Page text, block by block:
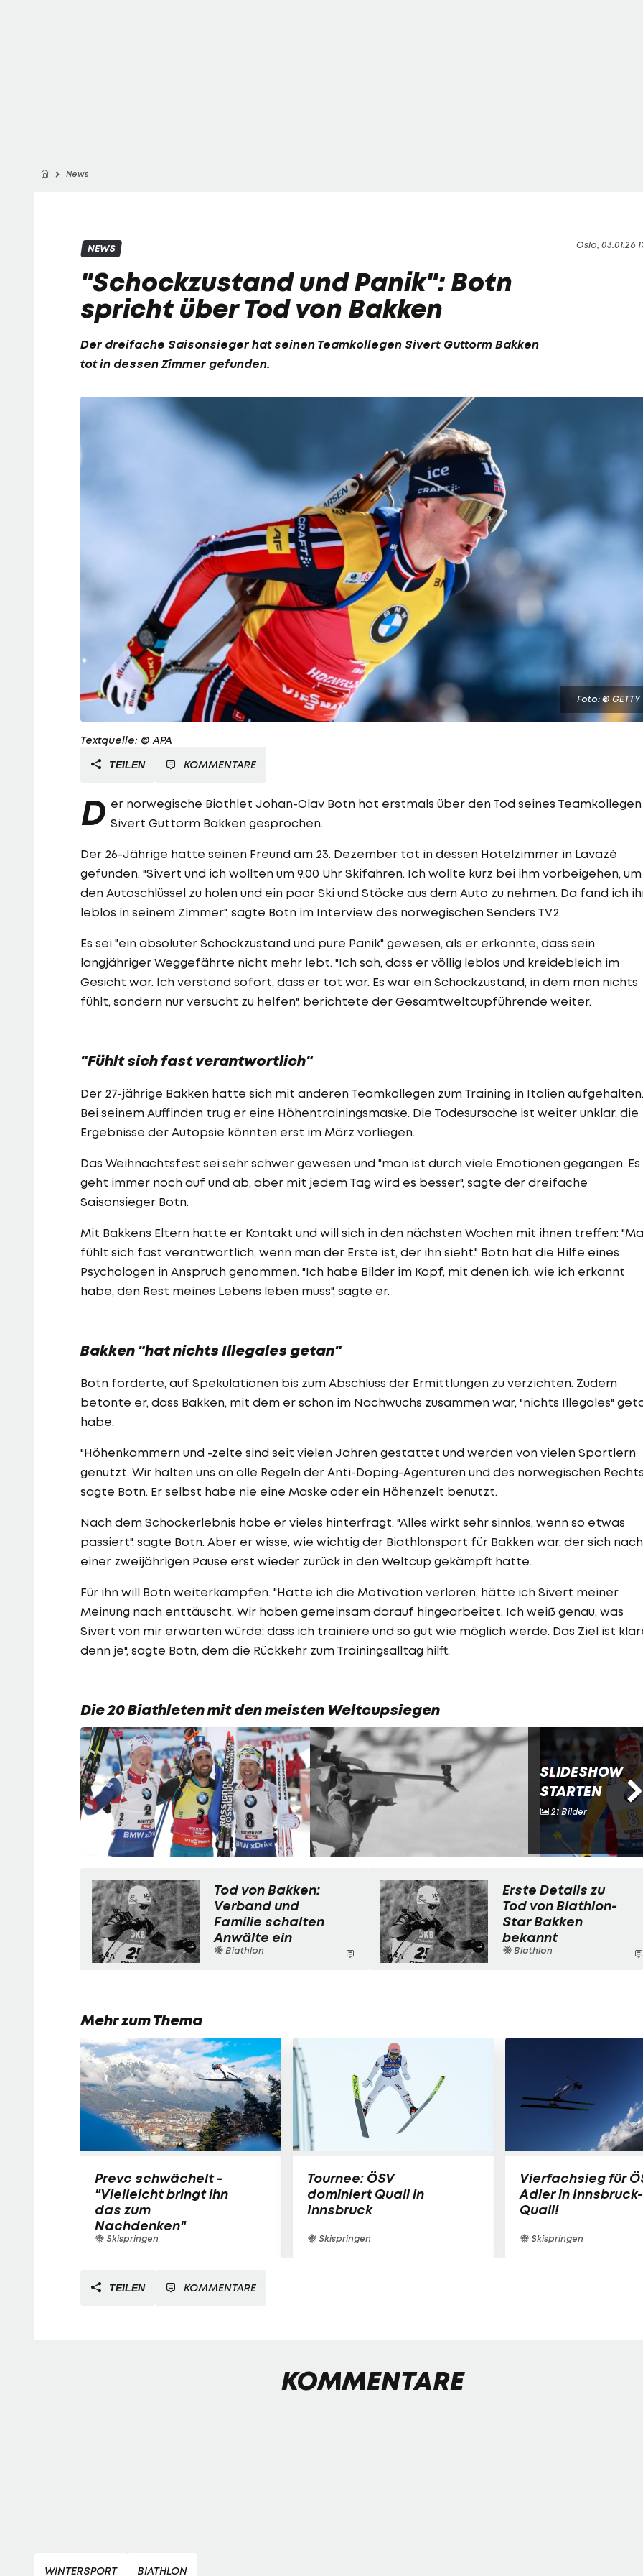
News
Oslo, 03.01.26
NEWS
"Schockzustand und Panik": Botn
spricht über Tod von Bakken
Der dreifache Saisonsieger hat seinen Teamkollegen Sivert Guttorm Bakken
tot in dessen Zimmer gefunden.
Foto: © GETTY
Textquelle: © APA
TEILEN KOMMENTARE
D er norwegische Biathlet Johan-Olav Botn hat erstmals über den Tod seines Teamkollegen
Sivert Guttorm Bakken gesprochen.
Der 26-Jährige hatte seinen Freund am 23. Dezember tot in dessen Hotelzimmer in Lavazè
gefunden. "Sivert und ich wollten um 9.00 Uhr Skifahren. Ich wollte kurz bei ihm vorbeigehen, um
den Autoschlüssel zu holen und ein paar Ski und Stöcke aus dem Auto zu nehmen. Da fand ich
leblos in seinem Zimmer", sagte Botn im Interview des norwegischen Senders TV2.
Es sei "ein absoluter Schockzustand und pure Panik" gewesen, als er erkannte, dass sein
langjähriger Weggefährte nicht mehr lebt. "Ich sah, dass er völlig leblos und kreidebleich im
Gesicht war. Ich verstand sofort, dass er tot war. Es war ein Schockzustand, in dem man nichts
fühlt, sondern nur versucht zu helfen", berichtete der Gesamtweltcupführende weiter.
"Fühlt sich fast verantwortlich"
Der 27-jährige Bakken hatte sich mit anderen Teamkollegen zum Training in Italien aufgehalten.
Bei seinem Auffinden trug er eine Höhentrainingsmaske. Die Todesursache ist weiter unklar, die
Ergebnisse der Autopsie könnten erst im März vorliegen.
Das Weihnachtsfest sei sehr schwer gewesen und "man ist durch viele Emotionen gegangen. Es
geht immer noch auf und ab, aber mit jedem Tag wird es besser", sagte der dreifache
Saisonsieger Botn.
Mit Bakkens Eltern hatte er Kontakt und will sich in den nächsten Wochen mit ihnen treffen:
fühlt sich fast verantwortlich, wenn man der Erste ist, der ihn sieht." Botn hat die Hilfe eines
Psychologen in Anspruch genommen. "Ich habe Bilder im Kopf, mit denen ich, wie ich erkannt
habe, den Rest meines Lebens leben muss", sagte er.
Bakken "hat nichts Illegales getan"
Botn forderte, auf Spekulationen bis zum Abschluss der Ermittlungen zu verzichten. Zudem
betonte er, dass Bakken, mit dem er schon im Nachwuchs zusammen war, "nichts Illegales"
habe.
"Höhenkammern und -zelte sind seit vielen Jahren gestattet und werden von vielen Sportlern
genutzt. Wir halten uns an alle Regeln der Anti-Doping-Agenturen und des norwegischen
sagte Botn. Er selbst habe nie eine Maske oder ein Höhenzelt benutzt.
Nach dem Schockerlebnis habe er vieles hinterfragt. "Alles wirkt sehr sinnlos, wenn so etwas
passiert", sagte Botn. Aber er wisse, wie wichtig der Biathlonsport für Bakken war, der sich nach
einer zweijährigen Pause erst wieder zurück in den Weltcup gekämpft hatte.
Für ihn will Botn weiterkämpfen. "Hätte ich die Motivation verloren, hätte ich Sivert meiner
Meinung nach enttäuscht. Wir haben gemeinsam darauf hingearbeitet. Ich weiß genau, was
Sivert von mir erwarten würde: dass ich trainiere und so gut wie möglich werde. Das Ziel ist
denn je", sagte Botn, dem die Rückkehr zum Trainingsalltag hilft.
Die 20 Biathleten mit den meisten Weltcupsiegen
SLIDESHOW
STARTEN
21 Bilder
Tod von Bakken:
Verband und
Familie schalten
Anwälte ein
Biathlon
Erste Details zu
Tod von Biathlon-
Star Bakken
bekannt
Biathlon
Mehr zum Thema
Prevc schwächelt -
"Vielleicht bringt ihn
das zum
Nachdenken"
Skispringen
Tournee: ÖSV
dominiert Quali in
Innsbruck
Skispringen
Vierfachsieg für
Adler in Innsbruck-
Quali!
Skispringen
TEILEN KOMMENTARE
KOMMENTARE
WINTERSPORT BIATHLON